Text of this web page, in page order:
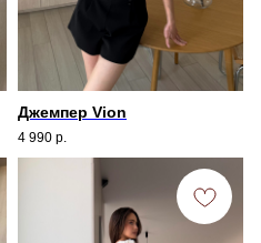
Джемпер Vion
4 990 р.